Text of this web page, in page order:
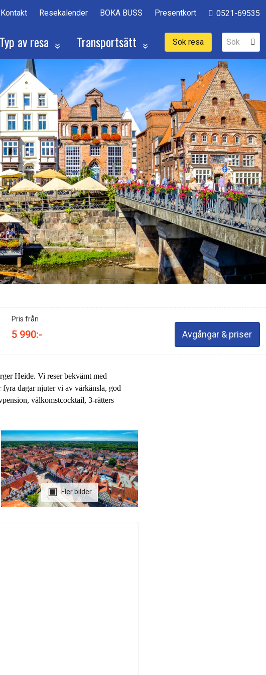
Kontakt Resekalender BOKA BUSS Presentkort 0521-69535
Typ av resa Transportsätt Sök resa
Pris från
5 990:- Avgångar & priser
Heide. Vi reser bekvämt med
dagar njuter vi av vårkänsla, god
välkomstcocktail, 3-rätters
Fler bilder